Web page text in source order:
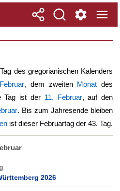
des gregorianischen Kalenders
Februar, dem zweiten Monat des
Tag ist der 11. Februar, auf den
. Bis zum Jahresende bleiben
ist dieser Februartag der 43. Tag.
2026